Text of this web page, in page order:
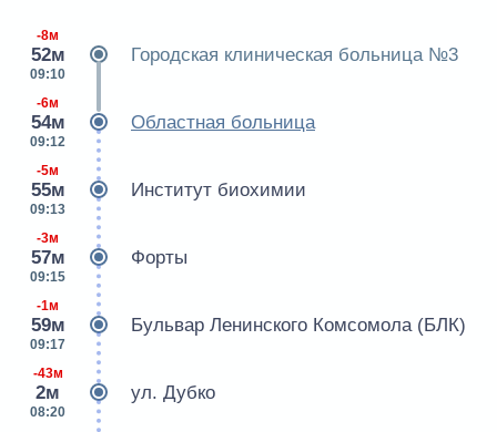
-8м
52м
09:10
Городская клиническая больница №3
-6м
54м
09:12
Областная больница
-5м
55м
09:13
Институт биохимии
-3м
57м
09:15
Форты
-1м
59м
09:17
Бульвар Ленинского Комсомола (БЛК)
-43м
2м
08:20
ул. Дубко